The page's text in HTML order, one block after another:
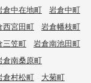
倉中在地町
岩倉中町
西宮田町
岩倉幡枝町
三笠町
岩倉南池田町
倉南桑原町
倉村松町
大菊町